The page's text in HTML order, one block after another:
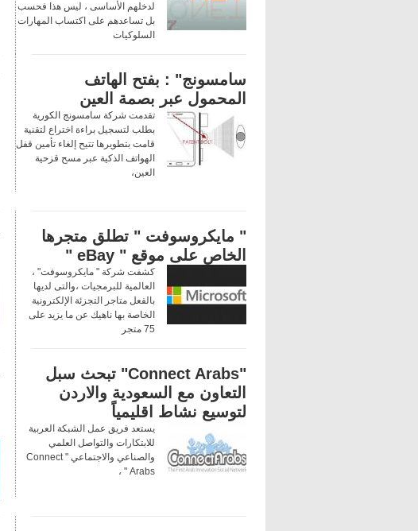
لدخلهم الأساسى ، ليس هذا فحسب
بل تساعدهم على اكتساب المهارات
السلوكيات
سامسونج" : بفتح الهاتف
المحمول عبر بصمة العين
تقدمت شركة سامسونج الكورية
بطلب لتسجيل براءة اختراع لتقنية
قامت بتطويرها تتيح إلغاء تأمين قفل
الهواتف الذكية عبر مسح قزحية
العين،
" مايكروسوفت " تطلق متجرها
الخاص على موقع " eBay "
كشفت شركة " مايكروسوفت" ،
العالمية للبرمجيات ،والتى لديها
بالفعل متاجر التجزئة الإلكترونية
الخاصة بها ناهيك عن ما يزيد على
75 متجر
"Connect Arabs" تبحث سبل
التعاون مع السعودية والاردن
لتوسيع نشاط اقليمياً
يستعد فريق عمل الشبكة العربية
للابتكارات والتواصل العلمي
والصناعي والاجتماعي " Connect
Arabs " ،